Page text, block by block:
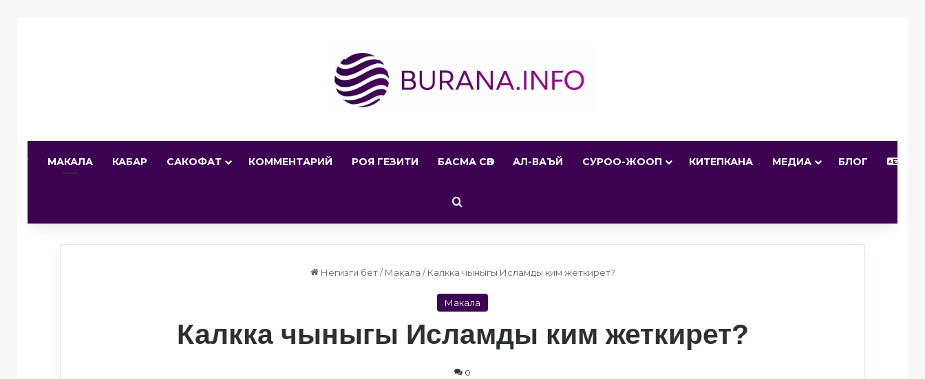
БЕТ МАКАЛА КАБАР САКОФАТ КОММЕНТАРИЙ РОЯ ГЕЗИТИ БАСМА СӨЗ АЛ-ВАЪЙ СУРОО-ЖООП КИТЕПКАНА МЕДИА БЛОГ
Негизги бет / Макала / Калкка чыныгы Исламды ким жеткирет?
Макала
Калкка чыныгы Исламды ким жеткирет?
0